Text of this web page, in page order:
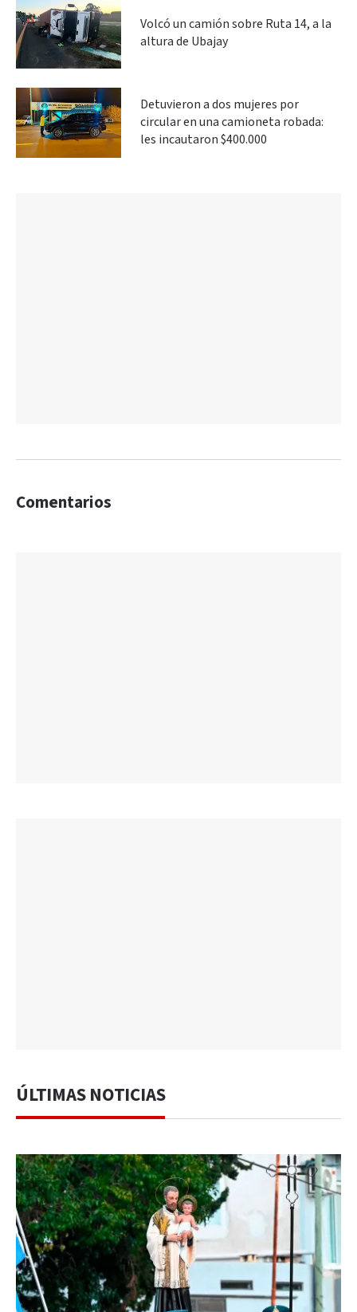
Volcó un camión sobre Ruta 14, a la
altura de Ubajay
Detuvieron a dos mujeres por
circular en una camioneta robada:
les incautaron $400.000
Comentarios
ÚLTIMAS NOTICIAS